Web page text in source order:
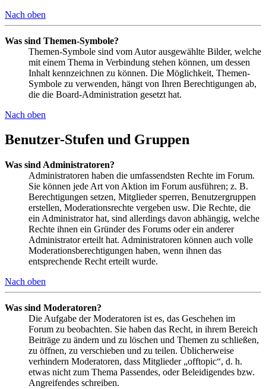
Nach oben
Was sind Themen-Symbole?
Themen-Symbole sind vom Autor ausgewählte Bilder, welche
mit einem Thema in Verbindung stehen können, um dessen
Inhalt kennzeichnen zu können. Die Möglichkeit, Themen-
Symbole zu verwenden, hängt von Ihren Berechtigungen ab,
die die Board-Administration gesetzt hat.
Nach oben
Benutzer-Stufen und Gruppen
Was sind Administratoren?
Administratoren haben die umfassendsten Rechte im Forum.
Sie können jede Art von Aktion im Forum ausführen; z. B.
Berechtigungen setzen, Mitglieder sperren, Benutzergruppen
erstellen, Moderationsrechte vergeben usw. Die Rechte, die
ein Administrator hat, sind allerdings davon abhängig, welche
Rechte ihnen ein Gründer des Forums oder ein anderer
Administrator erteilt hat. Administratoren können auch volle
Moderationsberechtigungen haben, wenn ihnen das
entsprechende Recht erteilt wurde.
Nach oben
Was sind Moderatoren?
Die Aufgabe der Moderatoren ist es, das Geschehen im
Forum zu beobachten. Sie haben das Recht, in ihrem Bereich
Beiträge zu ändern und zu löschen und Themen zu schließen,
zu öffnen, zu verschieben und zu teilen. Üblicherweise
verhindern Moderatoren, dass Mitglieder „offtopic“, d. h.
etwas nicht zum Thema Passendes, oder Beleidigendes bzw.
Angreifendes schreiben.